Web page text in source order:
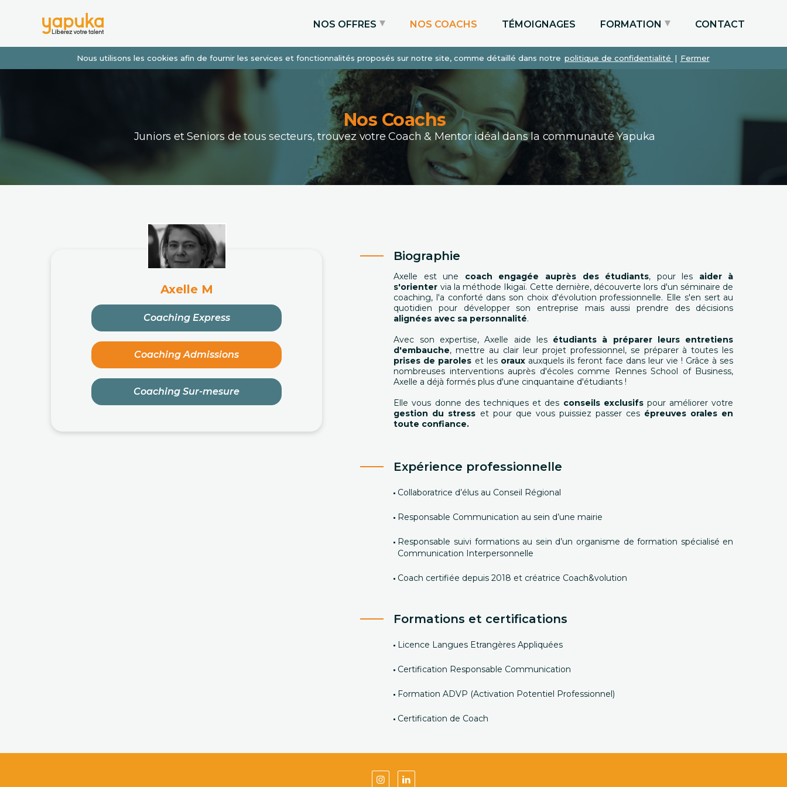
Nous utilisons les cookies afin de fournir les services et fonctionnalités proposés sur notre site, comme détaillé dans notre politique de confidentialité | Fermer
NOS OFFRES
Coaching Express
Coaching Admissions
Coaching Sur-mesure
NOS COACHS TÉMOIGNAGES FORMATION
Particuliers via le CPF
Etudiants
Entreprises
CONTACT
Nos Coachs
Juniors et Seniors de tous secteurs, trouvez votre Coach & Mentor idéal dans la communauté Yapuka
Axelle M
Coaching Express
Coaching Admissions
Coaching Sur-mesure
Biographie
Axelle est une coach engagée auprès des étudiants, pour les aider à
s'orienter via la méthode Ikigaï. Cette dernière, découverte lors d'un séminaire de
coaching, l'a conforté dans son choix d'évolution professionnelle. Elle s'en sert au
quotidien pour développer son entreprise mais aussi prendre des décisions
alignées avec sa personnalité.
Avec son expertise, Axelle aide les étudiants à préparer leurs entretiens
d'embauche, mettre au clair leur projet professionnel, se préparer à toutes les
prises de paroles et les oraux auxquels ils feront face dans leur vie ! Grâce à ses
nombreuses interventions auprès d'écoles comme Rennes School of Business,
Axelle a déjà formés plus d'une cinquantaine d'étudiants !
Elle vous donne des techniques et des conseils exclusifspour améliorer votre
gestion du stress et pour que vous puissiez passer ces épreuves orales en
toute confiance.
Expérience professionnelle
Collaboratrice d’élus au Conseil Régional
Responsable Communication au sein d’une mairie
Responsable suivi formations au sein d’un organisme de formation spécialisé en
Communication Interpersonnelle
Coach certifiée depuis 2018 et créatrice Coach&volution
Formations et certifications
Licence Langues Etrangères Appliquées
Certification Responsable Communication
Formation ADVP (Activation Potentiel Professionnel)
Certification de Coach